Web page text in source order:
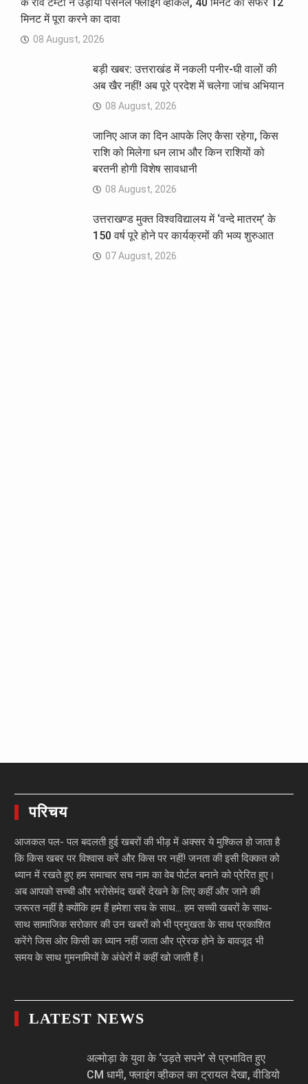
मिनट में पूरा करने का दावा
08 August, 2026
बड़ी खबर: उत्तराखंड में नकली पनीर-घी वालों की
अब खैर नहीं! अब पूरे प्रदेश में चलेगा जांच अभियान
08 August, 2026
जानिए आज का दिन आपके लिए कैसा रहेगा, किस
राशि को मिलेगा धन लाभ और किन राशियों को
बरतनी होगी विशेष सावधानी
08 August, 2026
उत्तराखण्ड मुक्त विश्वविद्यालय में ‘वन्दे मातरम्’ के
150 वर्ष पूरे होने पर कार्यक्रमों की भव्य शुरुआत
07 August, 2026
परिचय
आजकल पल- पल बदलती हुई खबरों की भीड़ में अक्सर ये मुश्किल हो जाता है
कि किस खबर पर विश्वास करें और किस पर नहीं! जनता की इसी दिक्कत को
ध्यान में रखते हुए हम समाचार सच नाम का वेब पोर्टल बनाने को प्रेरित हुए।
अब आपको सच्ची और भरोसेमंद खबरें देखने के लिए कहीं और जाने की
जरूरत नहीं है क्योंकि हम हैं हमेशा सच के साथ… हम सच्ची खबरों के साथ-
साथ सामाजिक सरोकार की उन खबरों को भी प्रमुखता के साथ प्रकाशित
करेंगे जिस ओर किसी का ध्यान नहीं जाता और प्रेरक होने के बावजूद भी
समय के साथ गुमनामियों के अंधेरों में कहीं खो जाती हैं।
LATEST NEWS
अल्मोड़ा के युवा के ‘उड़ते सपने’ से प्रभावित हुए
CM धामी, फ्लाइंग व्हीकल का ट्रायल देखा, वीडियो